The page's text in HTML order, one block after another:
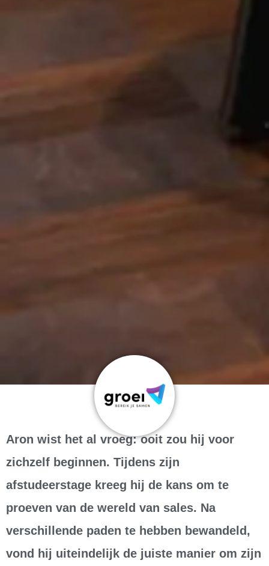
Aron wist het al vroeg: ooit zou hij voor
zichzelf beginnen. Tijdens zijn
afstudeerstage kreeg hij de kans om te
proeven van de wereld van sales. Na
verschillende paden te hebben bewandeld,
vond hij uiteindelijk de juiste manier om zijn